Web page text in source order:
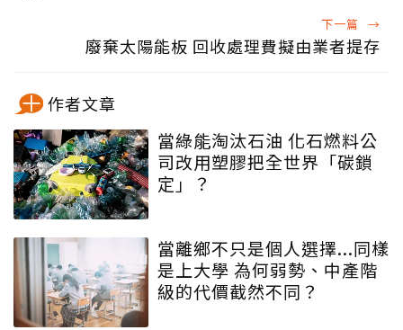
下一篇 →
廢棄太陽能板 回收處理費擬由業者提存
作者文章
當綠能淘汰石油 化石燃料公
司改用塑膠把全世界「碳鎖
定」？
當離鄉不只是個人選擇...同樣
是上大學 為何弱勢、中產階
級的代價截然不同？